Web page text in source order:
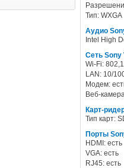
Тип: WXGA
Аудио
Intel High
Сеть Sony
Wi-Fi:
LAN: 10/
Модем:
Веб-
Карт-
Тип карт:
Порты
HDMI: есть
VGA: есть
RJ45: есть